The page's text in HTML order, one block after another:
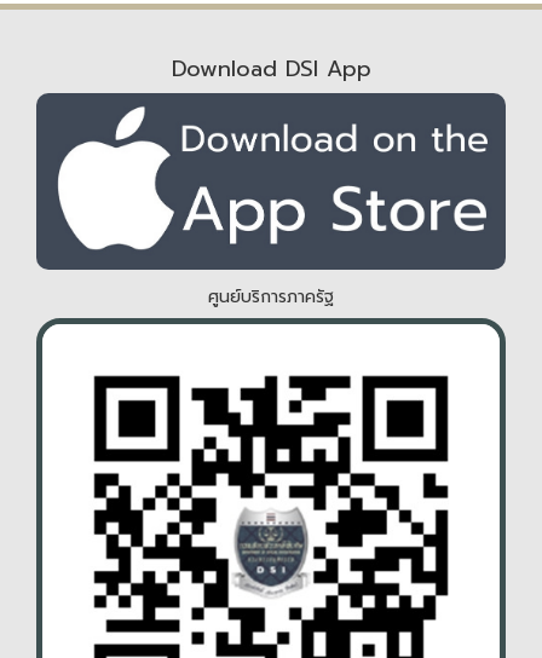
Download DSI App
ศูนย์บริการภาครัฐ